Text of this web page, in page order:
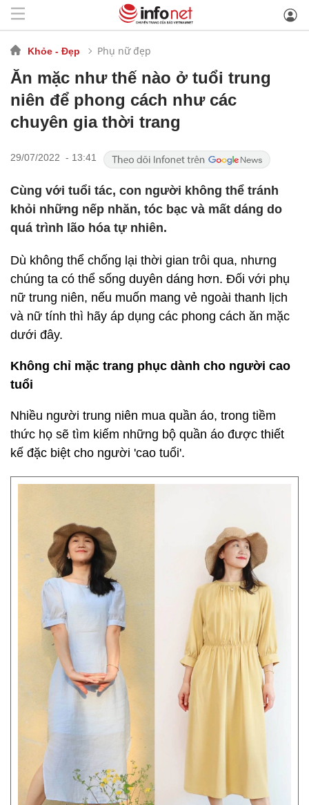
Khỏe - Đẹp Phụ nữ đẹp
Ăn mặc như thế nào ở tuổi trung
niên để phong cách như các
chuyên gia thời trang
29/07/2022 - 13:41
Cùng với tuổi tác, con người không thể tránh
khỏi những nếp nhăn, tóc bạc và mất dáng do
quá trình lão hóa tự nhiên.
Dù không thể chống lại thời gian trôi qua, nhưng
chúng ta có thể sống duyên dáng hơn. Đối với phụ
nữ trung niên, nếu muốn mang vẻ ngoài thanh lịch
và nữ tính thì hãy áp dụng các phong cách ăn mặc
dưới đây.
Không chỉ mặc trang phục dành cho người cao
tuổi
Nhiều người trung niên mua quần áo, trong tiềm
thức họ sẽ tìm kiếm những bộ quần áo được thiết
kế đặc biệt cho người 'cao tuổi'.